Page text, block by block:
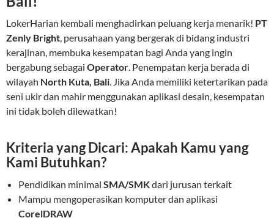
LokerHarian kembali menghadirkan peluang kerja menarik! PT
Zenly Bright, perusahaan yang bergerak di bidang industri
kerajinan, membuka kesempatan bagi Anda yang ingin
bergabung sebagai Operator. Penempatan kerja berada di
wilayah North Kuta, Bali. Jika Anda memiliki ketertarikan pada
seni ukir dan mahir menggunakan aplikasi desain, kesempatan
ini tidak boleh dilewatkan!
Kriteria yang Dicari: Apakah Kamu yang
Kami Butuhkan?
Pendidikan minimal SMA/SMKdari jurusan terkait
Mampu mengoperasikan komputer dan aplikasi
CorelDRAW